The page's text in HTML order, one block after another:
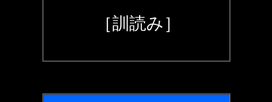
［訓読み］